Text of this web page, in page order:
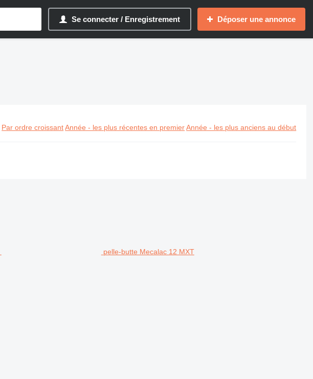
Se connecter / Enregistrement Déposer une annonce
Par ordre croissant Année - les plus récentes en premier Année - les plus anciens au début
pelle-butte Mecalac 12 MXT